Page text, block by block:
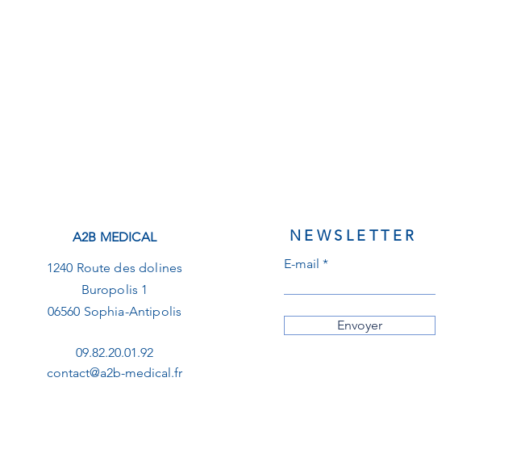
A2B MEDICAL
1240 Route des dolines
Buropolis 1
06560 Sophia-Antipolis
09.82.20.01.92
contact@a2b-medical.fr
NEWSLETTER
E-mail
Envoyer